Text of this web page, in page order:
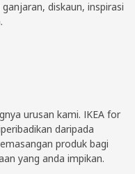
diskaun, inspirasi
urusan kami. IKEA for
daripada
produk bagi
yang anda impikan.